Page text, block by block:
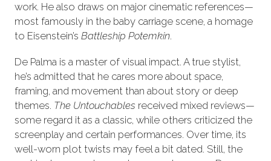
work. He also draws on major cinematic references—
most famously in the baby carriage scene, a homage
to Eisenstein’s Battleship Potemkin.
De Palma is a master of visual impact. A true stylist,
he’s admitted that he cares more about space,
framing, and movement than about story or deep
themes. The Untouchablesreceived mixed reviews—
some regard it as a classic, while others criticized the
screenplay and certain performances. Over time, its
well-worn plot twists may feel a bit dated. Still, the